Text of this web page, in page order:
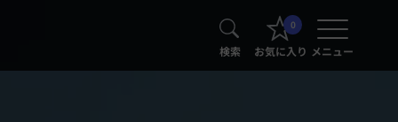
検索
0
お気に入り メニュー